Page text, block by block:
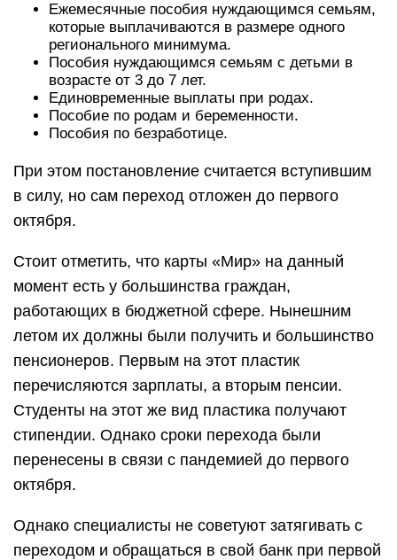
Ежемесячные пособия нуждающимся семьям,
которые выплачиваются в размере одного
регионального минимума.
Пособия нуждающимся семьям с детьми в
возрасте от 3 до 7 лет.
Единовременные выплаты при родах.
Пособие по родам и беременности.
Пособия по безработице.
При этом постановление считается вступившим
в силу, но сам переход отложен до первого
октября.
Стоит отметить, что карты «Мир» на данный
момент есть у большинства граждан,
работающих в бюджетной сфере. Нынешним
летом их должны были получить и большинство
пенсионеров. Первым на этот пластик
перечисляются зарплаты, а вторым пенсии.
Студенты на этот же вид пластика получают
стипендии. Однако сроки перехода были
перенесены в связи с пандемией до первого
октября.
Однако специалисты не советуют затягивать с
переходом и обращаться в свой банк при первой